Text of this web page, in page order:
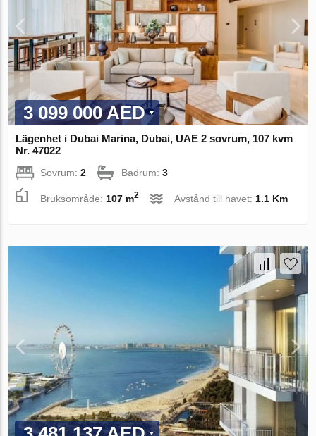
3 099 000 AED
Lägenhet i Dubai Marina, Dubai, UAE 2 sovrum, 107 kvm
Nr. 47022
Sovrum:2 Badrum:3
Bruksområde: 107 m2 Avstånd till havet: 1.1 Km